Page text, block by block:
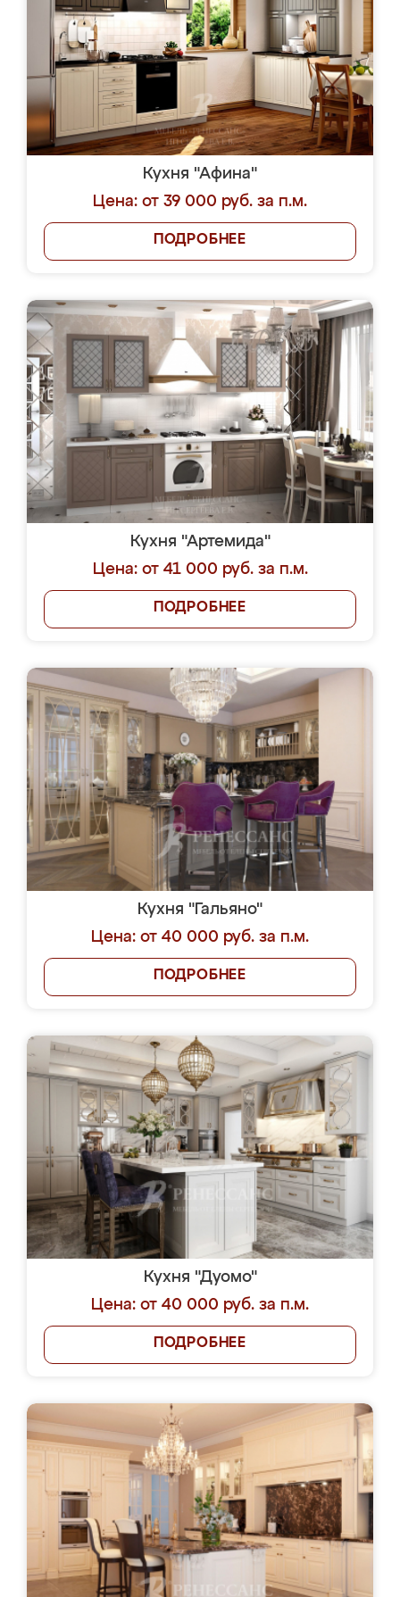
Кухня "Афина"
Цена: от 39 000 руб. за п.м.
ПОДРОБНЕЕ
Кухня "Артемида"
Цена: от 41 000 руб. за п.м.
ПОДРОБНЕЕ
Кухня "Гальяно"
Цена: от 40 000 руб. за п.м.
ПОДРОБНЕЕ
Кухня "Дуомо"
Цена: от 40 000 руб. за п.м.
ПОДРОБНЕЕ